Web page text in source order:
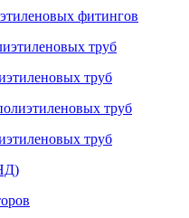
фитингов
труб
труб
труб
труб